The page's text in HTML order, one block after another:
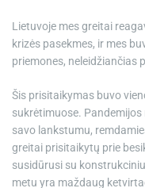
Lietuvoje mes greitai
krizės pasekmes, ir mes
priemones, neleidžiančias
Šis prisitaikymas buvo
sukrėtimuose.
savo lankstumu,
greitai prisitaikytų prie
susidūrusi su
metu yra maždaug